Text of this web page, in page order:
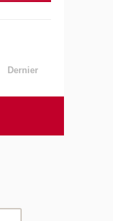
Dernier